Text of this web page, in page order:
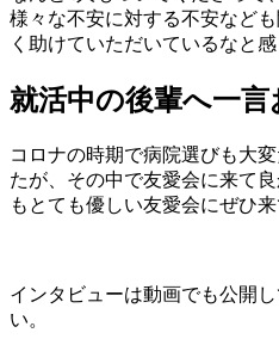
様々な不安に対する不安など
く助けていただいているなと感
就活中の後輩へ一
コロナの時期で病院選びも大
たが、その中で友愛会に来て
もとても優しい友愛会にぜひ来
インタビューは動画でも公開
い。